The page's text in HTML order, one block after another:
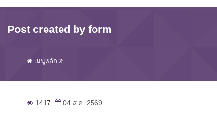
Post created by form
เมนูหลัก
1417 04 ส.ค. 2569